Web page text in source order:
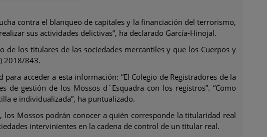
contra el blanqueo de capitales y la financiación del terrorismo,
sus actividades delictivas”, ha declarado García-Hinojal.
de los titulares de las sociedades mercantiles y que los Cuerpos y
2018/843.
acceder a esta información: “El Colegio de Registradores de la
gestión de los Mossos d´Esquadra con los registros”. “Como
e individualizada”, ha puntualizado.
Mossos podrán conocer a quién corresponde la titularidad real
intervinientes en la cadena de control de un titular real.